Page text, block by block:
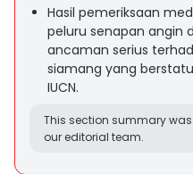
Hasil pemeriksaan
peluru senapan angin
ancaman serius
siamang yang
IUCN.
This section summary
our editorial team.